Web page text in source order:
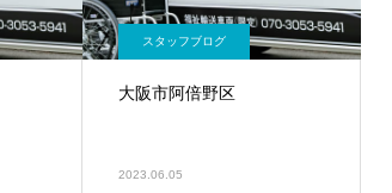
スタッフブログ
大阪市阿倍野区
2023.06.05